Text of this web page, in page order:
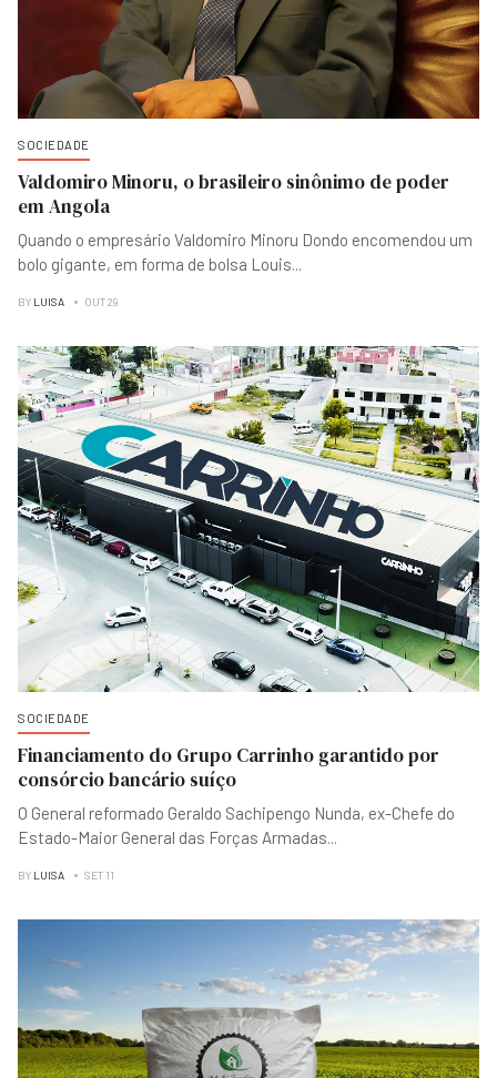
SOCIEDADE
Valdomiro Minoru, o brasileiro sinônimo de poder
em Angola
Quando o empresário Valdomiro Minoru Dondo encomendou um
bolo gigante, em forma de bolsa Louis...
BY LUISA OUT 29
SOCIEDADE
Financiamento do Grupo Carrinho garantido por
consórcio bancário suíço
O General reformado Geraldo Sachipengo Nunda, ex-Chefe do
Estado-Maior General das Forças Armadas...
BY LUISA SET 11